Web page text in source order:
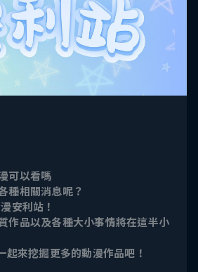
可以看嗎
種相關消息呢？
安利站！
作品以及各種大小事情將在這半小
起來挖掘更多的動漫作品吧！